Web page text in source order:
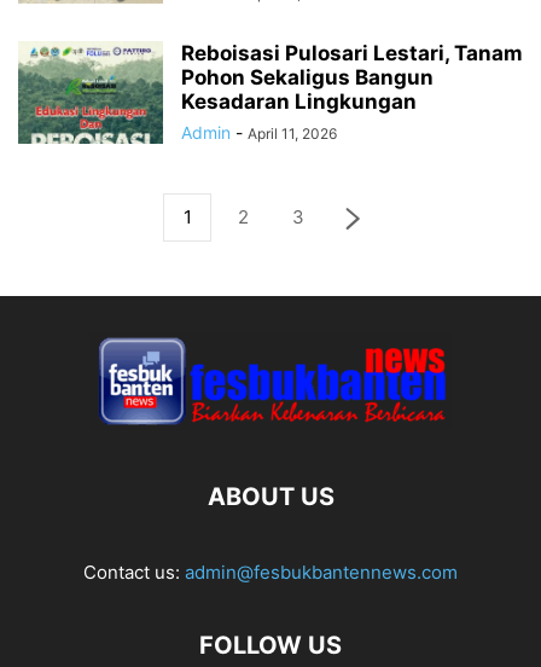
Reboisasi Pulosari Lestari, Tanam
Pohon Sekaligus Bangun
Kesadaran Lingkungan
Admin - April 11, 2026
1 2 3
ABOUT US
Contact us: admin@fesbukbantennews.com
FOLLOW US